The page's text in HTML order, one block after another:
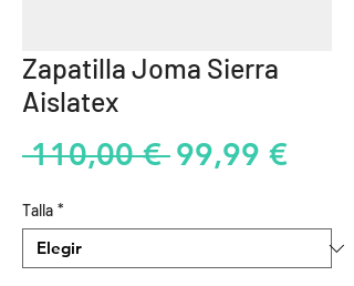
Zapatilla Joma Sierra
Aislatex
110,00 € Precio
99,99 €
Talla *